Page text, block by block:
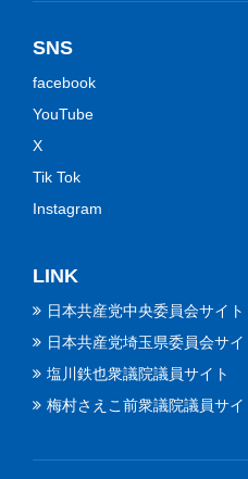
SNS
facebook
YouTube
X
Tik Tok
Instagram
LINK
日本共産党中央委員会サイト
日本共産党埼玉県委員会サイ
塩川鉄也衆議院議員サイト
梅村さえこ前衆議院議員サイ